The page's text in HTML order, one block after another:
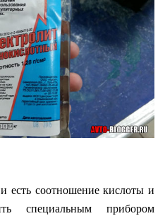
есть соотношение кислоты и
специальным прибором